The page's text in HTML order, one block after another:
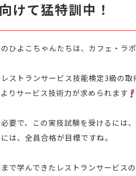
けて猛特訓中！
ひよこちゃんたちは、カフェ・ラ
ストランサービス技能検定3級の取
りサービス技術力が求められます
要で、この実技試験を受けるには
は、全員合格が目標ですね。
で学んできたレストランサービス